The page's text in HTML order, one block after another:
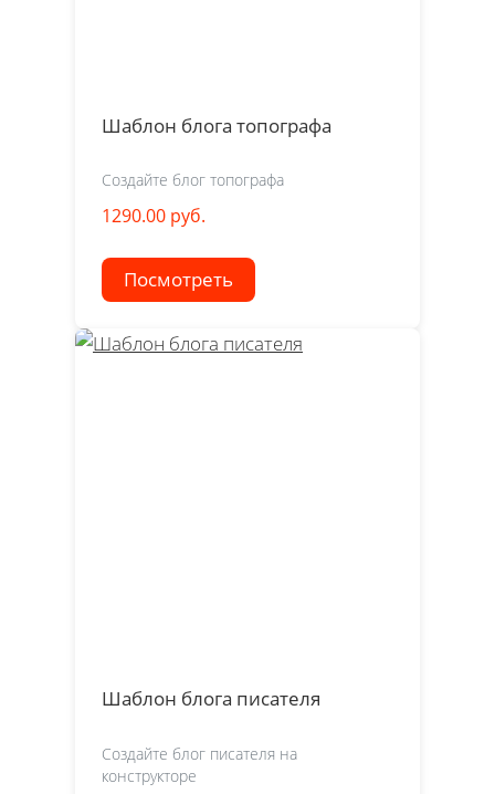
Шаблон блога топографа
Создайте блог топографа
1290.00 руб.
Посмотреть
Шаблон блога писателя
Создайте блог писателя на
конструкторе